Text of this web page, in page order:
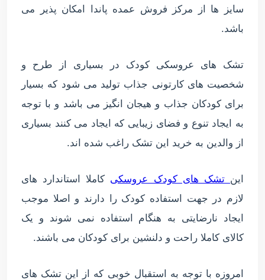
سایز ها از مرکز فروش عمده پاندا امکان پذیر می
باشد.
تشک های عروسکی کودک در بسیاری از طرح و
شخصیت های کارتونی جذاب تولید می شود که بسیار
برای کودکان جذاب و هیجان انگیز می باشد و با توجه
به ایجاد تنوع و فضای زیبایی که ایجاد می کنند بسیاری
از والدین به خرید این تشک راغب شده اند.
این تشک های کودک عروسکی کاملا استاندارد های
لازم در جهت استفاده کودک را دارند و اصلا موجب
ایجاد نارضایتی به هنگام استفاده نمی شوند و یک
کالای کاملا راحت و دلنشین برای کودکان می باشند.
امروزه با توجه به استقبال خوبی که از این تشک های